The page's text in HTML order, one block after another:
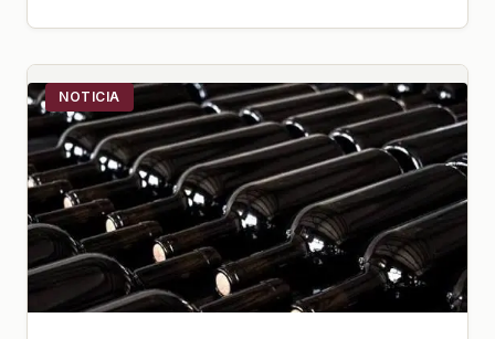
NOTICIA